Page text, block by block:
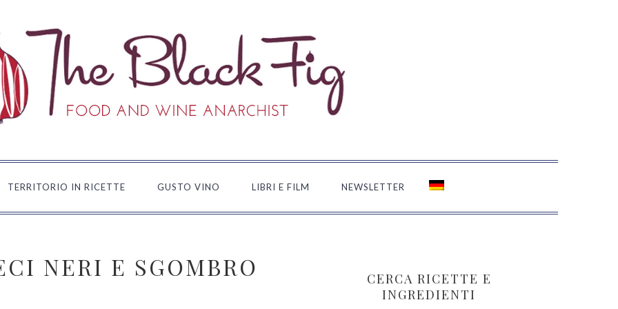
TERRITORIO IN RICETTE GUSTO VINO LIBRI E FILM NEWSLETTER
NERI E SGOMBRO
LATERALE
PRIMARIA
CERCA RICETTE E
INGREDIENTI